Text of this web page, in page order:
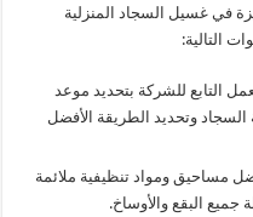
في غسيل السجاد المنزلية
التالية:
التابع للشركة بتحديد موعد
وتحديد الطريقة الأفضل
مساحيق ومواد تنظيفية ملائمة
جميع البقع والأوساخ.